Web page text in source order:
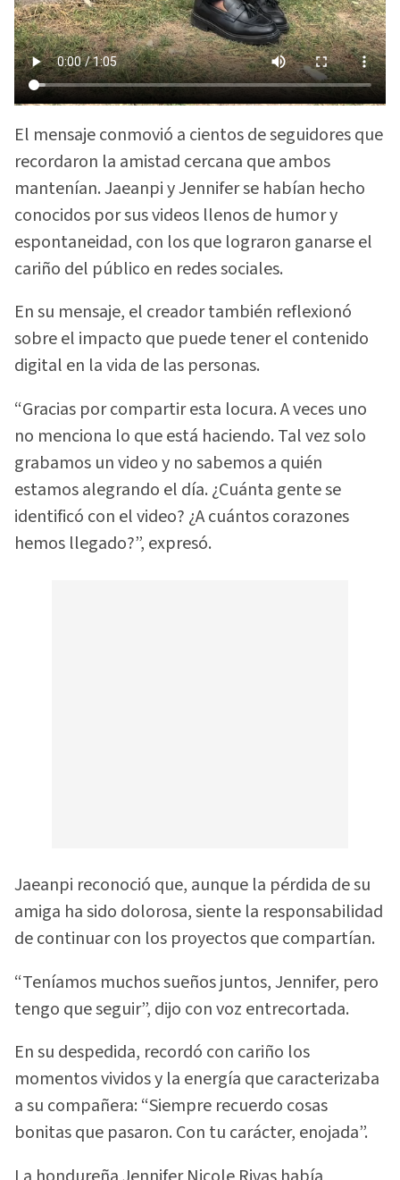
El mensaje conmovió a cientos de seguidores que
recordaron la amistad cercana que ambos
mantenían. Jaeanpi y Jennifer se habían hecho
conocidos por sus videos llenos de humor y
espontaneidad, con los que lograron ganarse el
cariño del público en redes sociales.
En su mensaje, el creador también reflexionó
sobre el impacto que puede tener el contenido
digital en la vida de las personas.
“Gracias por compartir esta locura. A veces uno
no menciona lo que está haciendo. Tal vez solo
grabamos un video y no sabemos a quién
estamos alegrando el día. ¿Cuánta gente se
identificó con el video? ¿A cuántos corazones
hemos llegado?”, expresó.
Jaeanpi reconoció que, aunque la pérdida de su
amiga ha sido dolorosa, siente la responsabilidad
de continuar con los proyectos que compartían.
“Teníamos muchos sueños juntos, Jennifer, pero
tengo que seguir”, dijo con voz entrecortada.
En su despedida, recordó con cariño los
momentos vividos y la energía que caracterizaba
a su compañera: “Siempre recuerdo cosas
bonitas que pasaron. Con tu carácter, enojada”.